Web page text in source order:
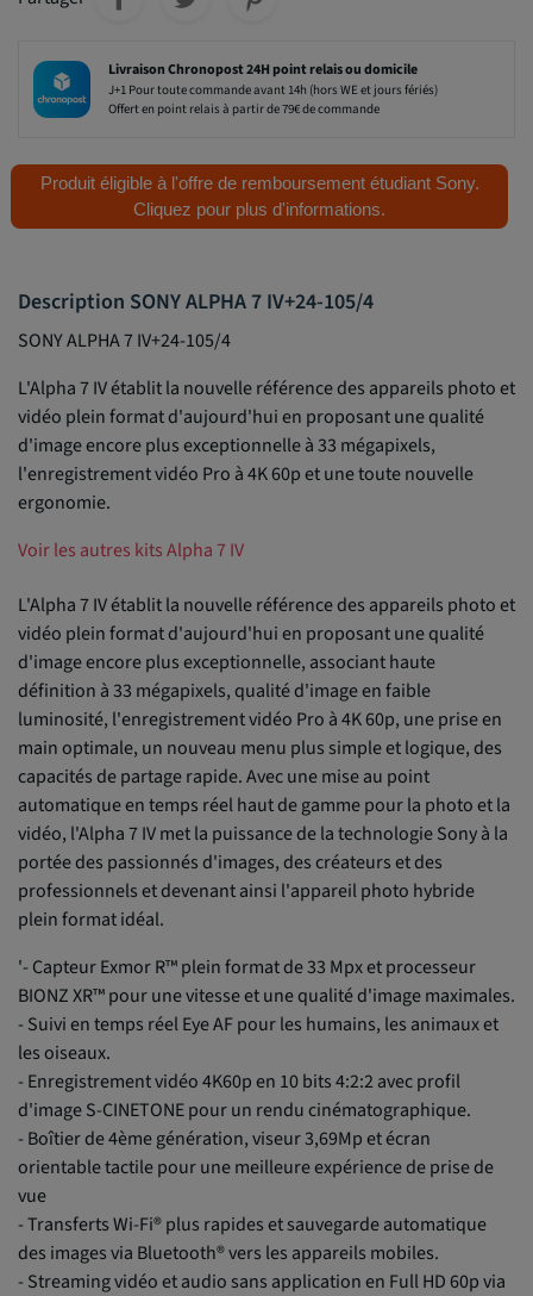
Livraison Chronopost 24H point relais ou domicile
J+1 Pour toute commande avant 14h (hors WE et jours fériés)
Offert en point relais à partir de 79€ de commande
Produit éligible à l'offre de remboursement étudiant Sony.
Cliquez pour plus d'informations.
Description SONY ALPHA 7 IV+24-105/4
SONY ALPHA 7 IV+24-105/4
L'Alpha 7 IV établit la nouvelle référence des appareils photo et
vidéo plein format d'aujourd'hui en proposant une qualité
d'image encore plus exceptionnelle à 33 mégapixels,
l'enregistrement vidéo Pro à 4K 60p et une toute nouvelle
ergonomie.
Voir les autres kits Alpha 7 IV
L'Alpha 7 IV établit la nouvelle référence des appareils photo et
vidéo plein format d'aujourd'hui en proposant une qualité
d'image encore plus exceptionnelle, associant haute
définition à 33 mégapixels, qualité d'image en faible
luminosité, l'enregistrement vidéo Pro à 4K 60p, une prise en
main optimale, un nouveau menu plus simple et logique, des
capacités de partage rapide. Avec une mise au point
automatique en temps réel haut de gamme pour la photo et la
vidéo, l'Alpha 7 IV met la puissance de la technologie Sony à la
portée des passionnés d'images, des créateurs et des
professionnels et devenant ainsi l'appareil photo hybride
plein format idéal.
'- Capteur Exmor R™ plein format de 33 Mpx et processeur
BIONZ XR™ pour une vitesse et une qualité d'image maximales.
- Suivi en temps réel Eye AF pour les humains, les animaux et
les oiseaux.
- Enregistrement vidéo 4K60p en 10 bits 4:2:2 avec profil
d'image S-CINETONE pour un rendu cinématographique.
- Boîtier de 4ème génération, viseur 3,69Mp et écran
orientable tactile pour une meilleure expérience de prise de
vue
- Transferts Wi-Fi® plus rapides et sauvegarde automatique
des images via Bluetooth® vers les appareils mobiles.
- Streaming vidéo et audio sans application en Full HD 60p via